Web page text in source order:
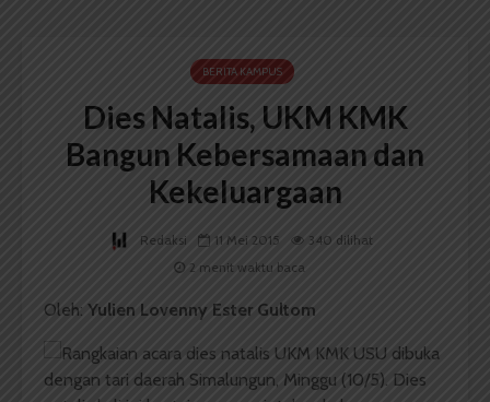
BERITA KAMPUS
Dies Natalis, UKM KMK
Bangun Kebersamaan dan
Kekeluargaan
Redaksi 11 Mei 2015
340 dilihat
2 menit waktu baca
Oleh: Yulien Lovenny Ester Gultom